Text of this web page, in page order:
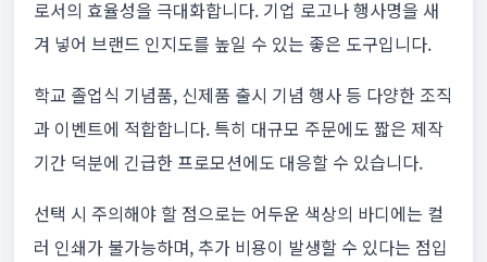
로서의 효율성을 극대화합니다. 기업 로고나 행사명을 새
겨 넣어 브랜드 인지도를 높일 수 있는 좋은 도구입니다.
학교 졸업식 기념품, 신제품 출시 기념 행사 등 다양한 조직
과 이벤트에 적합합니다. 특히 대규모 주문에도 짧은 제작
기간 덕분에 긴급한 프로모션에도 대응할 수 있습니다.
선택 시 주의해야 할 점으로는 어두운 색상의 바디에는 컬
러 인쇄가 불가능하며, 추가 비용이 발생할 수 있다는 점입